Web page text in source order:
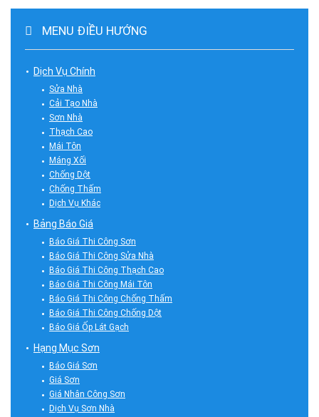
MENU ĐIỀU HƯỚNG
Dịch Vụ Chính
Sửa Nhà
Cải Tạo Nhà
Sơn Nhà
Thạch Cao
Mái Tôn
Máng Xối
Chống Dột
Chống Thấm
Dịch Vụ Khác
Bảng Báo Giá
Báo Giá Thi Công Sơn
Báo Giá Thi Công Sửa Nhà
Báo Giá Thi Công Thạch Cao
Báo Giá Thi Công Mái Tôn
Báo Giá Thi Công Chống Thấm
Báo Giá Thi Công Chống Dột
Báo Giá Ốp Lát Gạch
Hạng Mục Sơn
Báo Giá Sơn
Giá Sơn
Giá Nhân Công Sơn
Dịch Vụ Sơn Nhà